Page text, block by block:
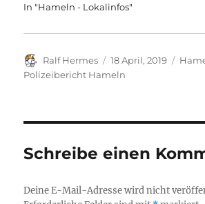
In "Hameln - Lokalinfos"
Autor
Ralf Hermes
Veröffentlicht
am
18 April, 2019
Polizeibericht Hameln
Schreibe einen
Deine E-Mail-Adresse wird nicht